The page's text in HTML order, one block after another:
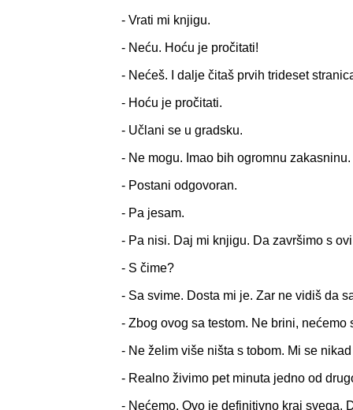
- Vrati mi knjigu.
- Neću. Hoću je pročitati!
- Nećeš. I dalje čitaš prvih trideset
- Hoću je pročitati.
- Učlani se u gradsku.
- Ne mogu. Imao bih ogromnu zakasninu.
- Postani odgovoran.
- Pa jesam.
- Pa nisi. Daj mi knjigu. Da završimo s
- S čime?
- Sa svime. Dosta mi je. Zar ne vidiš da
- Zbog ovog sa testom. Ne brini, nećemo
- Ne želim više ništa s tobom. Mi se
- Realno živimo pet minuta jedno od
- Nećemo. Ovo je definitivno kraj svega.